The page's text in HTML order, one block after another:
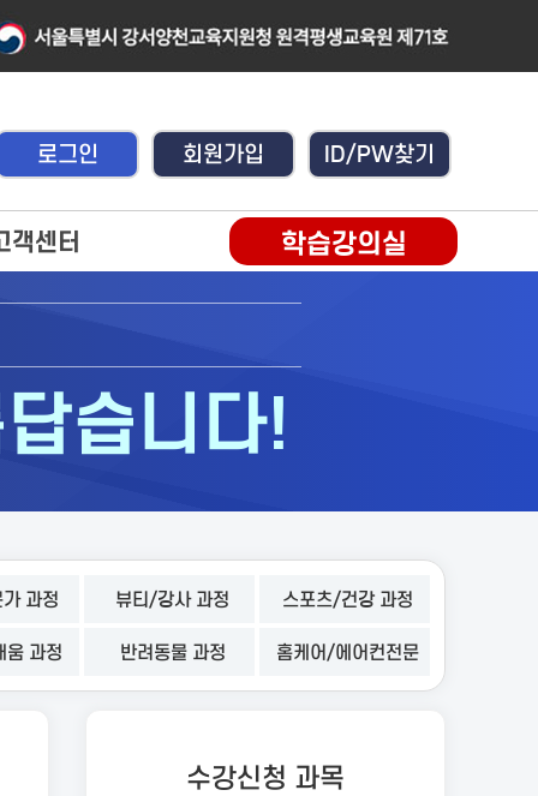
로그인 회원가입 ID/PW찾기
객센터 학습강의실
습니다!
과정 뷰티/강사 과정 스포츠/건강 과정
움 과정 반려동물 과정 홈케어/에어컨전문
수강신청 과목